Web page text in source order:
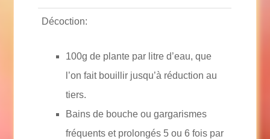
Décoction:
100g de plante par litre d’eau, que
l’on fait bouillir jusqu’à réduction au
tiers.
Bains de bouche ou gargarismes
fréquents et prolongés 5 ou 6 fois par